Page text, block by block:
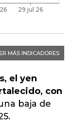
el yen
con
baja de